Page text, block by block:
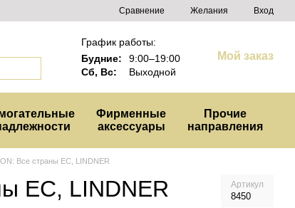
Сравнение Желания Вход
График работы:
Будние:
9:00–19:00
Сб, Вс:
Выходной
Мой заказ
Фирменные
аксессуары
Прочие
направления
Все страны ЕС, LINDNER
ЕС, LINDNER Артикул
8450